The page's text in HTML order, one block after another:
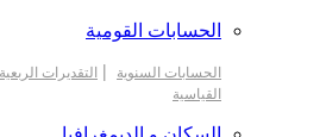
الحسابات القومية
الحسابات السنوية | التقديرات الربعية
القياسية